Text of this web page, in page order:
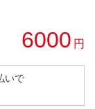
6000 円
いで